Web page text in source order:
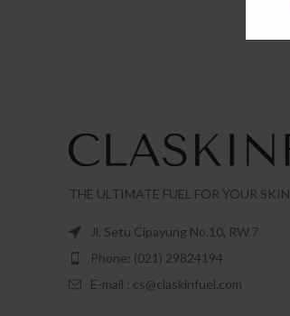
THE ULTIMATE FUEL FOR YOUR SKIN
Jl. Setu Cipayung No.10, RW.7
Phone: (021) 29824194
E-mail : cs@claskinfuel.com